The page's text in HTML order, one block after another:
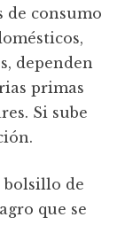
de consumo
dependen
primas
Si sube
bolsillo de
que se